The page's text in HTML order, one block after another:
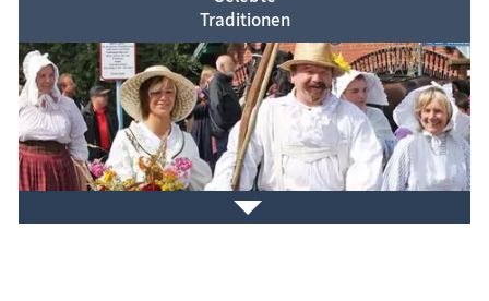
Ein gut ausgebautes Wegenetz lädt zur Erkundung der
RegionFischland-Darß-Zingst mit dem Fahrrad ein.
Kleinere Ausflüge in den jeweiligen Orten führen
entlang historischer Spuren.
Traditionen